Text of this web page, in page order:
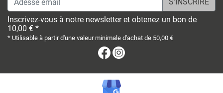
Inscrivez-vous à notre newsletter et obtenez un bon de
10,00 € *
* Utilisable à partir d'une valeur minimale d'achat de 50,00 €
Facebook